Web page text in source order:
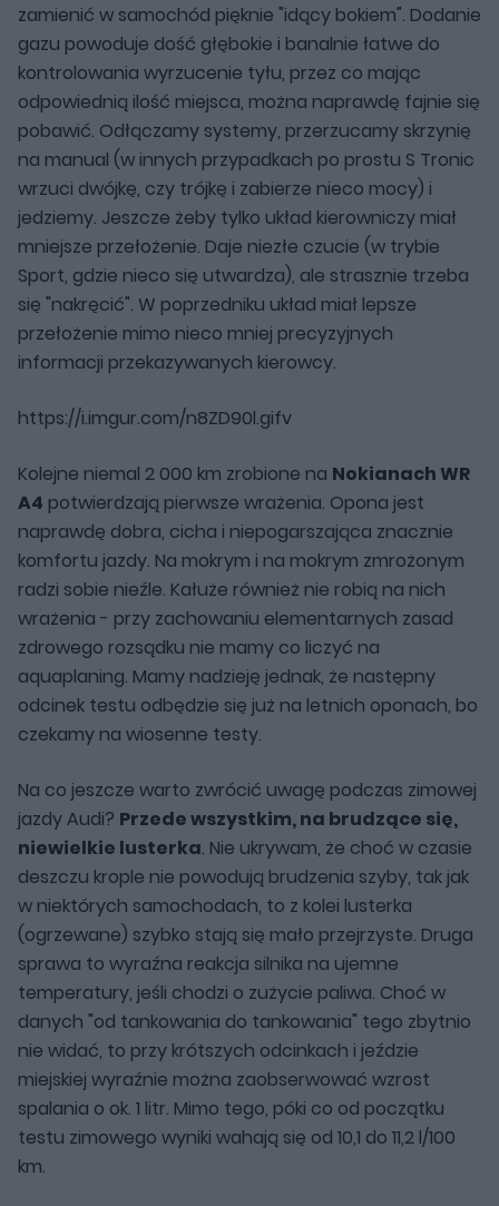
zamienić w samochód pięknie "idący bokiem". Dodanie
gazu powoduje dość głębokie i banalnie łatwe do
kontrolowania wyrzucenie tyłu, przez co mając
odpowiednią ilość miejsca, można naprawdę fajnie się
pobawić. Odłączamy systemy, przerzucamy skrzynię
na manual (w innych przypadkach po prostu S Tronic
wrzuci dwójkę, czy trójkę i zabierze nieco mocy) i
jedziemy. Jeszcze żeby tylko układ kierowniczy miał
mniejsze przełożenie. Daje niezłe czucie (w trybie
Sport, gdzie nieco się utwardza), ale strasznie trzeba
się "nakręcić". W poprzedniku układ miał lepsze
przełożenie mimo nieco mniej precyzyjnych
informacji przekazywanych kierowcy.
https://i.imgur.com/n8ZD90l.gifv
Kolejne niemal 2 000 km zrobione na Nokianach WR
A4 potwierdzają pierwsze wrażenia. Opona jest
naprawdę dobra, cicha i niepogarszająca znacznie
komfortu jazdy. Na mokrym i na mokrym zmrożonym
radzi sobie nieźle. Kałuże również nie robią na nich
wrażenia - przy zachowaniu elementarnych zasad
zdrowego rozsądku nie mamy co liczyć na
aquaplaning. Mamy nadzieję jednak, że następny
odcinek testu odbędzie się już na letnich oponach, bo
czekamy na wiosenne testy.
Na co jeszcze warto zwrócić uwagę podczas zimowej
jazdy Audi? Przede wszystkim, na brudzące się,
niewielkie lusterka. Nie ukrywam, że choć w czasie
deszczu krople nie powodują brudzenia szyby, tak jak
w niektórych samochodach, to z kolei lusterka
(ogrzewane) szybko stają się mało przejrzyste. Druga
sprawa to wyraźna reakcja silnika na ujemne
temperatury, jeśli chodzi o zużycie paliwa. Choć w
danych "od tankowania do tankowania" tego zbytnio
nie widać, to przy krótszych odcinkach i jeździe
miejskiej wyraźnie można zaobserwować wzrost
spalania o ok. 1 litr. Mimo tego, póki co od początku
testu zimowego wyniki wahają się od 10,1 do 11,2 l/100
km.